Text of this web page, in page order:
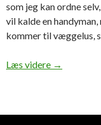
som jeg kan ordne
vil kalde en
kommer til væggelus,
Læs videre Man kan
→